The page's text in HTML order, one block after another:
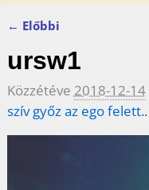
← Előbbi
ursw1
Közzétéve 2018-12-14
szív győz az ego felett..